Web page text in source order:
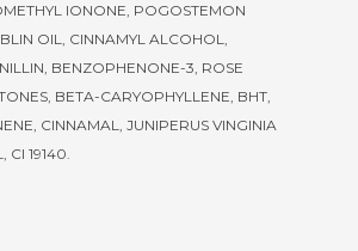
IONONE, POGOSTEMON
OIL, CINNAMYL ALCOHOL,
BENZOPHENONE-3, ROSE
BETA-CARYOPHYLLENE, BHT,
CINNAMAL, JUNIPERUS VINGINIA
CI 19140.